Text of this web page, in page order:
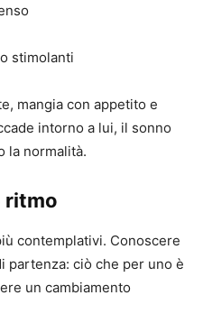
stimolanti
mangia con appetito e
intorno a lui, il sonno
la normalità.
ritmo
contemplativi. Conoscere
partenza: ciò che per uno è
un cambiamento